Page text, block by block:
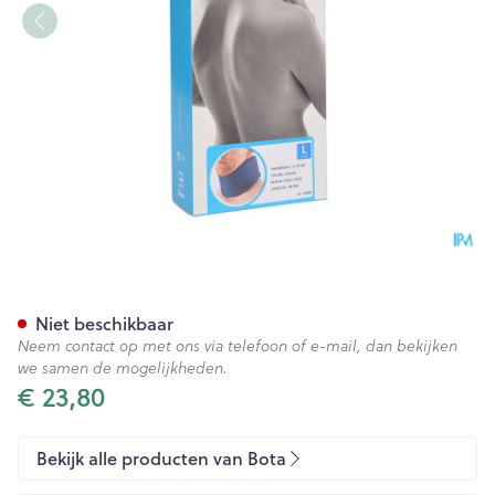
€ 23,80
Niet beschikbaar
Neem contact op met ons via telefoon of e-mail, dan bekijken
we samen de mogelijkheden.
Bekijk alle producten van Bota